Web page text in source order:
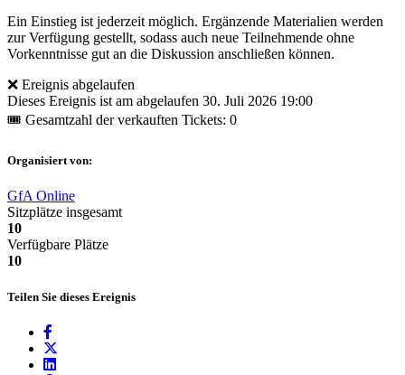
Ein Einstieg ist jederzeit möglich. Ergänzende Materialien werden
zur Verfügung gestellt, sodass auch neue Teilnehmende ohne
Vorkenntnisse gut an die Diskussion anschließen können.
❌ Ereignis abgelaufen
Dieses Ereignis ist am abgelaufen 30. Juli 2026 19:00
🎟 Gesamtzahl der verkauften Tickets: 0
Organisiert von:
GfA Online
Sitzplätze insgesamt
10
Verfügbare Plätze
10
Teilen Sie dieses Ereignis